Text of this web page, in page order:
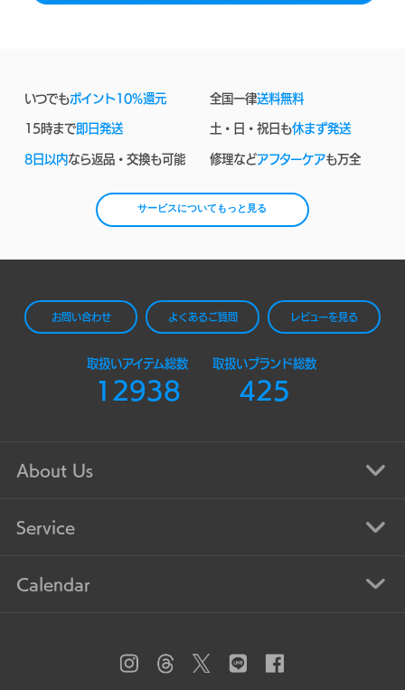
いつでもポイント10%還元 全国一律送料無料
15時まで即日発送 土・日・祝日も休まず発送
8日以内なら返品・交換も可能 修理などアフターケアも万全
サービスについてもっと見る
お問い合わせ よくあるご質問 レビューを見る
取扱いアイテム総数
12938
取扱いブランド総数
425
About Us
Service
Calendar